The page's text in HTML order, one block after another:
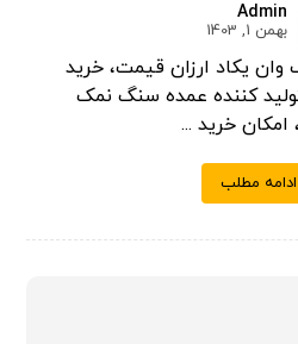
Admin
بهمن 1, 1403
یکاد ارزان قیمت، خرید
کننده عمده سنگ نمک
امکان خرید ...
ادامه مطلب